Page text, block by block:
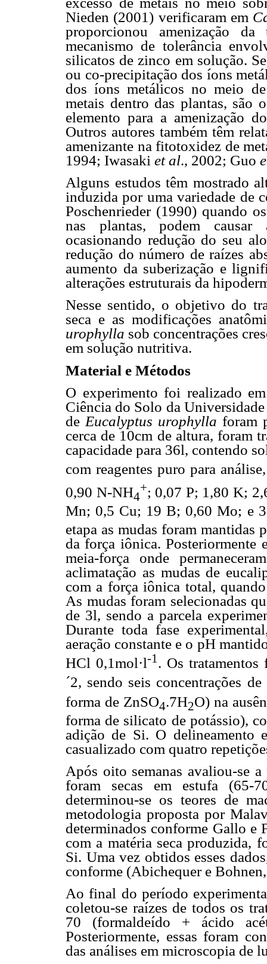
Nieden (2001) verificaram em
proporcionou amenização
mecanismo de tolerância
silicatos de zinco em solução.
ou co-precipitação dos íons
dos íons metálicos no meio
metais dentro das plantas, são
elemento para a amenização
Outros autores também têm
amenizante na fitotoxidez de
1994; Iwasaki et al., 2002; Guo
Alguns estudos têm mostrado
induzida por uma variedade de
Poschenrieder (1990) quando
nas plantas, podem causar
ocasionando redução do seu
redução do número de raízes
aumento da suberização e
alterações estruturais da
Nesse sentido, o objetivo do
seca e as modificações
urophylla sob concentrações
em solução nutritiva.
Material e Métodos
O experimento foi realizado
Ciência do Solo da
de Eucalyptus urophyllaforam
cerca de 10cm de altura, foram
capacidade para 36l, contendo
com reagentes puro para
0,90 N-NH4
+; 0,07 P; 1,80 K;
Mn; 0,5 Cu; 19 B; 0,60 Mo; e
etapa as mudas foram mantidas
da força iônica. Posteriormente
meia-força onde
aclimatação as mudas de
com a força iônica total,
As mudas foram selecionadas
de 3l, sendo a parcela
Durante toda fase
aeração constante e o pH
HCl 0,1mol·l-1 . Os
´2, sendo seis concentrações
forma de ZnSO4.7H2O) na
forma de silicato de potássio),
adição de Si. O delineamento
casualizado com quatro
Após oito semanas avaliou-se
foram secas em estufa (65-
determinou-se os teores de
metodologia proposta por
determinados conforme Gallo
com a matéria seca produzida,
Si. Uma vez obtidos esses
conforme (Abichequer e
Ao final do período
coletou-se raízes de todos os
70 (formaldeído + ácido
Posteriormente, essas foram
das análises em microscopia de